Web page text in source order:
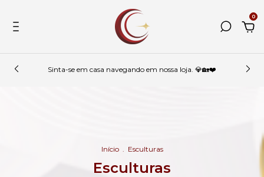
0
Sinta-se em casa navegando em nossa loja. 💎🏡❤️
Início . Esculturas
Esculturas